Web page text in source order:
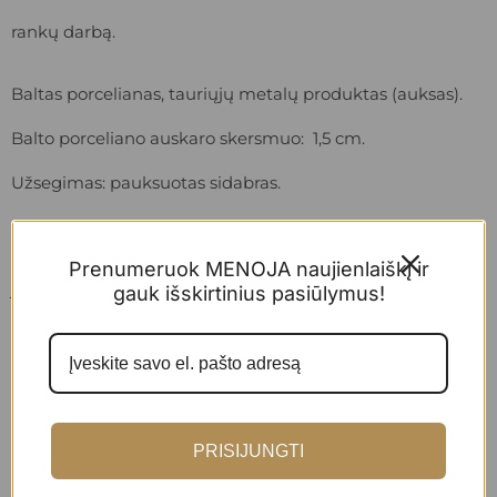
rankų darbą.
Baltas porcelianas, tauriųjų metalų produktas (auksas).
Balto porceliano auskaro skersmuo: 1,5 cm.
Užsegimas: pauksuotas sidabras.
SKAITYTI DAUGIAU...
Prenumeruok MENOJA naujienlaiškį ir
gauk išskirtinius pasiūlymus!
PRISIJUNGTI